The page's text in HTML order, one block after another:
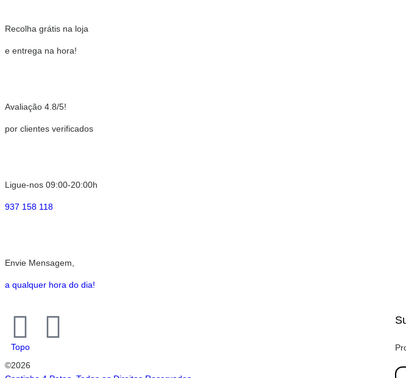
Recolha grátis na loja
e entrega na hora!
Avaliação 4.8/5!
por clientes verificados
Ligue-nos 09:00-20:00h
937 158 118
Envie Mensagem,
a qualquer hora do dia!
Topo
©2026